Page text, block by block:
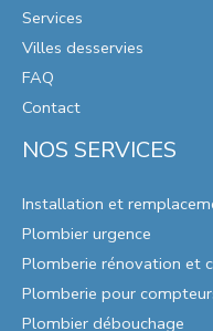
Services
Villes desservies
FAQ
Contact
NOS SERVICES
Installation et
Plombier urgence
Plomberie rénovation et
Plomberie pour
Plombier débouchage